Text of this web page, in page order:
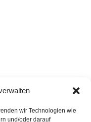
wir Technologien wie
und/oder darauf